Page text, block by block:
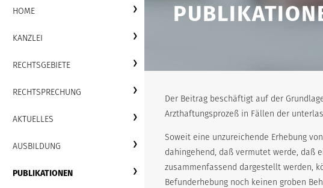
HOME
KANZLEI
RECHTSGEBIETE
RECHTSPRECHUNG
AKTUELLES
AUSBILDUNG
PUBLIKATIONEN
Der Beitrag beschäftigt auf der
Arzthaftungsprozeß in Fällen der
Soweit eine unzureichende Erhebung
dahingehend, daß vermutet werde, daß
zusammenfassend dargestellt werden,
Befunderhebung noch keinen groben